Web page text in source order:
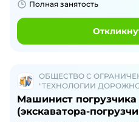
Полная занятость
ОБЩЕСТВО С
"ТЕХНОЛОГИИ
Машинист
(экскаватора-